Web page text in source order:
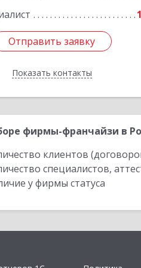
1
Отправить заявку
Показать контакты
Отправить заявку
Назад
фирмы-франчайзи в
клиентов
специалистов,
у фирмы статуса